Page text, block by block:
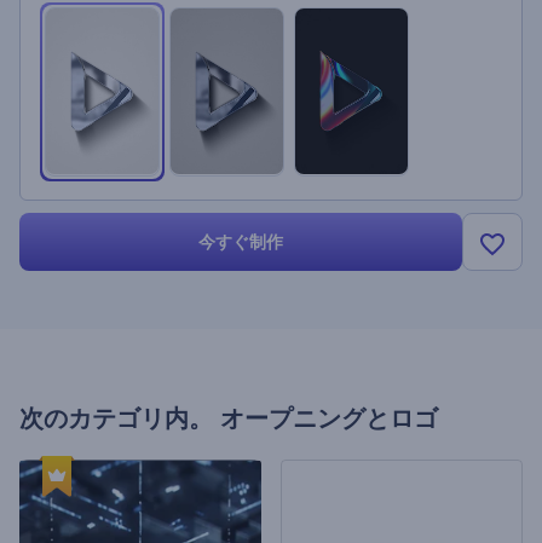
今すぐ制作
次のカテゴリ内。 オープニングとロゴ